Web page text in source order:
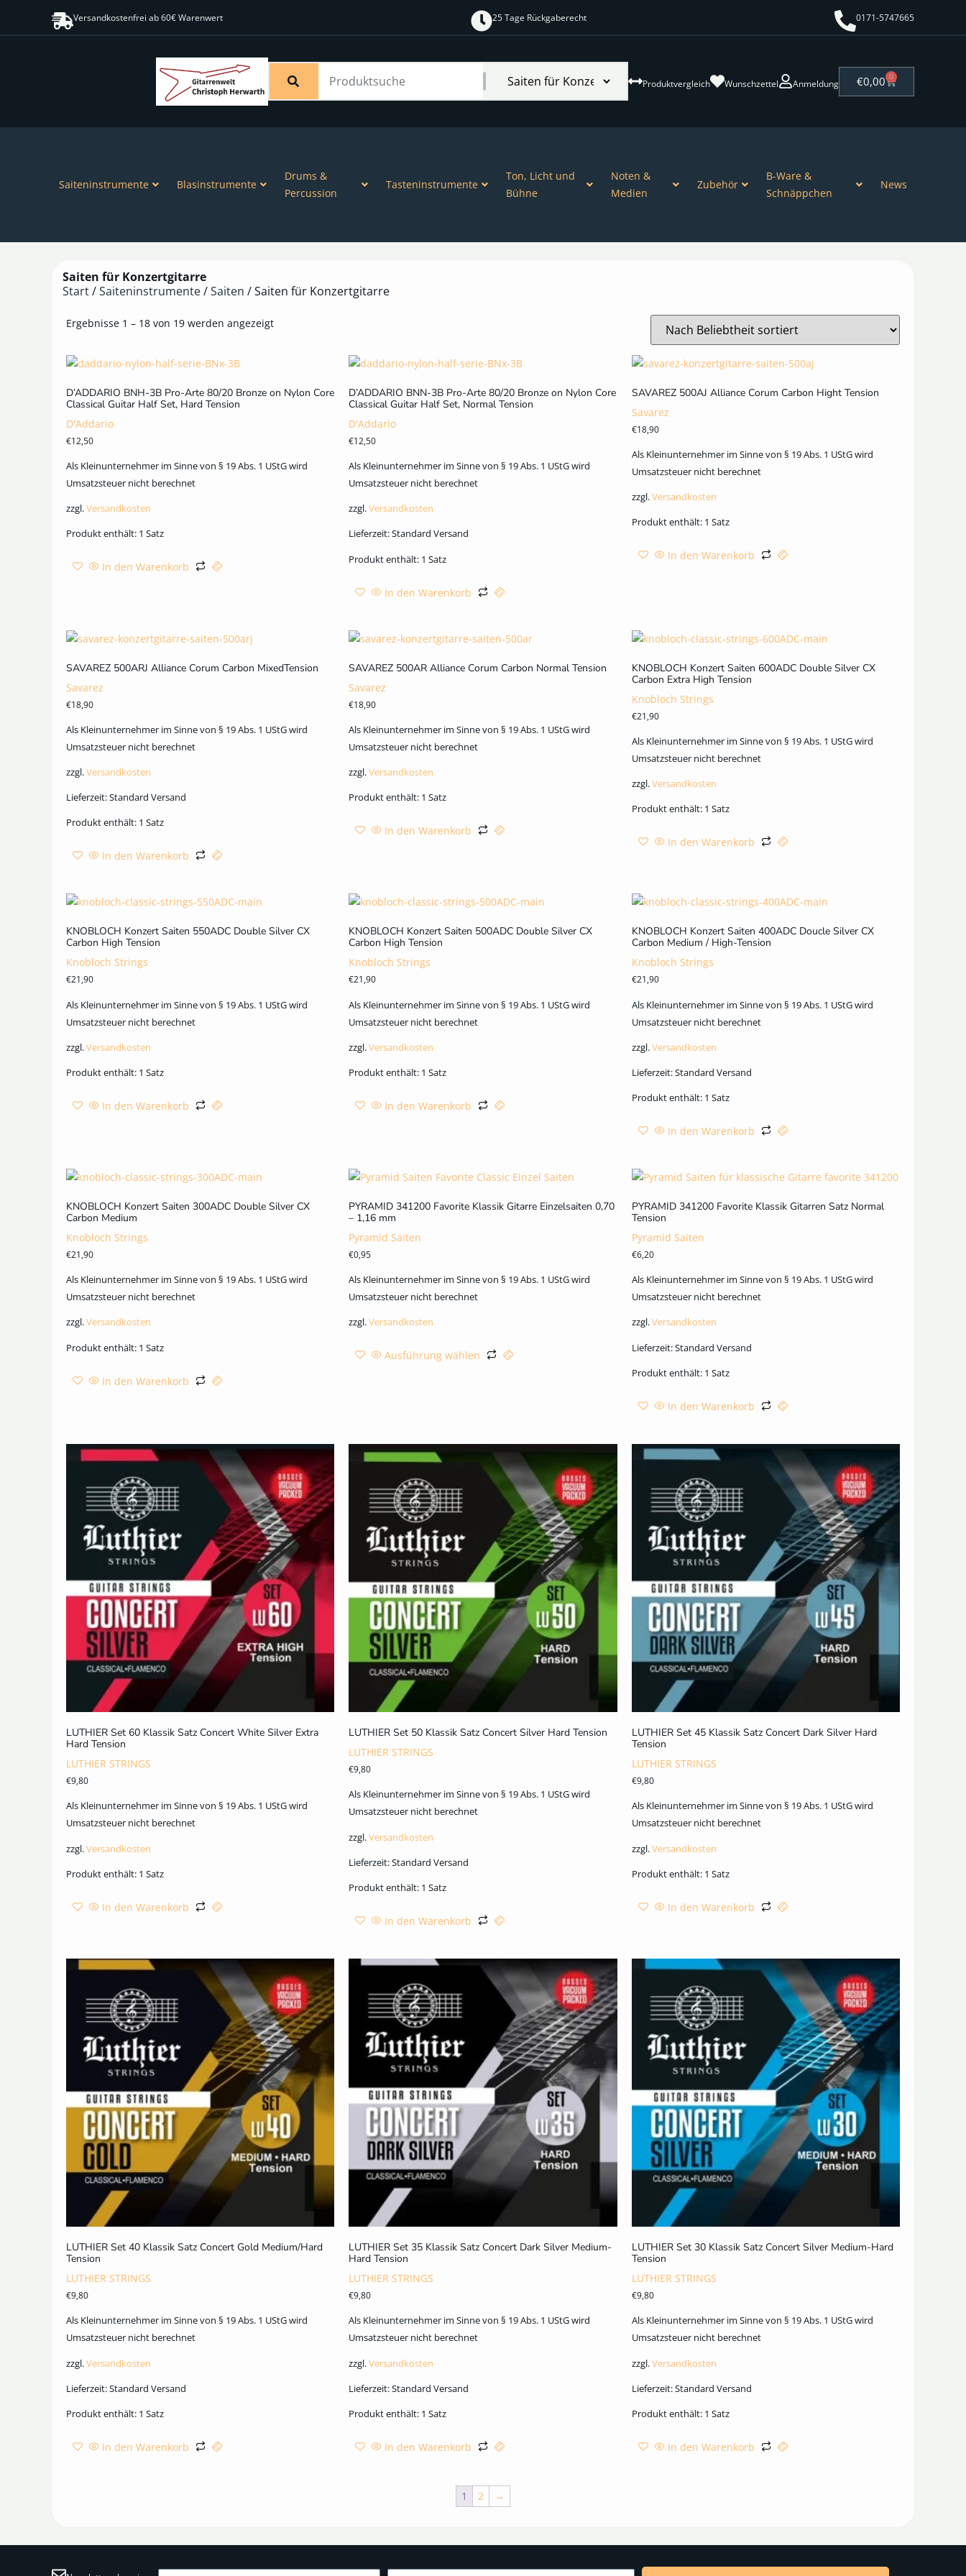
Versandkostenfrei ab 60€ Warenwert 25 Tage Rückgaberecht 0171-5747665
Produktvergleich Wunschzettel Anmeldung €0,00 0
Saiteninstrumente Blasinstrumente
Drums &
Percussion
Tasteninstrumente
Ton, Licht und
Bühne
Noten &
Medien
Zubehör
B-Ware &
Schnäppchen
News
Saiten für Konzertgitarre
Start/Saiteninstrumente/Saiten / Saiten für Konzertgitarre
Ergebnisse 1 – 18 von 19 werden angezeigt
D’ADDARIO BNH-3B Pro-Arte 80/20 Bronze on Nylon Core
Classical Guitar Half Set, Hard Tension
D'Addario
€12,50
Als Kleinunternehmer im Sinne von § 19 Abs. 1 UStG wird
Umsatzsteuer nicht berechnet
zzgl.Versandkosten
Produkt enthält: 1 Satz
In den Warenkorb
D’ADDARIO BNN-3B Pro-Arte 80/20 Bronze on Nylon Core
Classical Guitar Half Set, Normal Tension
D'Addario
€12,50
Als Kleinunternehmer im Sinne von § 19 Abs. 1 UStG wird
Umsatzsteuer nicht berechnet
zzgl.Versandkosten
Lieferzeit:Standard Versand
Produkt enthält: 1Satz
In den Warenkorb
SAVAREZ 500AJ Alliance Corum Carbon Hight Tension
Savarez
€18,90
Als Kleinunternehmer im Sinne von § 19 Abs. 1 UStG wird
Umsatzsteuer nicht berechnet
zzgl.Versandkosten
Produkt enthält: 1 Satz
In den Warenkorb
SAVAREZ 500ARJ Alliance Corum Carbon MixedTension
Savarez
€18,90
Als Kleinunternehmer im Sinne von § 19 Abs. 1 UStG wird
Umsatzsteuer nicht berechnet
zzgl.Versandkosten
Lieferzeit:Standard Versand
Produkt enthält: 1 Satz
In den Warenkorb
SAVAREZ 500AR Alliance Corum Carbon Normal Tension
Savarez
€18,90
Als Kleinunternehmer im Sinne von § 19 Abs. 1 UStG wird
Umsatzsteuer nicht berechnet
zzgl.Versandkosten
Produkt enthält: 1Satz
In den Warenkorb
KNOBLOCH Konzert Saiten 600ADC Double Silver CX
Carbon Extra High Tension
Knobloch Strings
€21,90
Als Kleinunternehmer im Sinne von § 19 Abs. 1 UStG wird
Umsatzsteuer nicht berechnet
zzgl.Versandkosten
Produkt enthält: 1 Satz
In den Warenkorb
KNOBLOCH Konzert Saiten 550ADC Double Silver CX
Carbon High Tension
Knobloch Strings
€21,90
Als Kleinunternehmer im Sinne von § 19 Abs. 1 UStG wird
Umsatzsteuer nicht berechnet
zzgl.Versandkosten
Produkt enthält: 1 Satz
In den Warenkorb
KNOBLOCH Konzert Saiten 500ADC Double Silver CX
Carbon High Tension
Knobloch Strings
€21,90
Als Kleinunternehmer im Sinne von § 19 Abs. 1 UStG wird
Umsatzsteuer nicht berechnet
zzgl.Versandkosten
Produkt enthält: 1Satz
In den Warenkorb
KNOBLOCH Konzert Saiten 400ADC Doucle Silver CX
Carbon Medium / High-Tension
Knobloch Strings
€21,90
Als Kleinunternehmer im Sinne von § 19 Abs. 1 UStG wird
Umsatzsteuer nicht berechnet
zzgl.Versandkosten
Lieferzeit:Standard Versand
Produkt enthält: 1 Satz
In den Warenkorb
KNOBLOCH Konzert Saiten 300ADC Double Silver CX
Carbon Medium
Knobloch Strings
€21,90
Als Kleinunternehmer im Sinne von § 19 Abs. 1 UStG wird
Umsatzsteuer nicht berechnet
zzgl.Versandkosten
Produkt enthält: 1 Satz
In den Warenkorb
PYRAMID 341200 Favorite Klassik Gitarre Einzelsaiten 0,70
– 1,16 mm
Pyramid Saiten
€0,95
Als Kleinunternehmer im Sinne von § 19 Abs. 1 UStG wird
Umsatzsteuer nicht berechnet
zzgl.Versandkosten
Ausführung wählen
PYRAMID 341200 Favorite Klassik Gitarren Satz Normal
Tension
Pyramid Saiten
€6,20
Als Kleinunternehmer im Sinne von § 19 Abs. 1 UStG wird
Umsatzsteuer nicht berechnet
zzgl.Versandkosten
Lieferzeit:Standard Versand
Produkt enthält: 1 Satz
In den Warenkorb
LUTHIER Set 60 Klassik Satz Concert White Silver Extra
Hard Tension
LUTHIER STRINGS
€9,80
Als Kleinunternehmer im Sinne von § 19 Abs. 1 UStG wird
Umsatzsteuer nicht berechnet
zzgl.Versandkosten
Produkt enthält: 1 Satz
In den Warenkorb
LUTHIER Set 50 Klassik Satz Concert Silver Hard Tension
LUTHIER STRINGS
€9,80
Als Kleinunternehmer im Sinne von § 19 Abs. 1 UStG wird
Umsatzsteuer nicht berechnet
zzgl.Versandkosten
Lieferzeit:Standard Versand
Produkt enthält: 1Satz
In den Warenkorb
LUTHIER Set 45 Klassik Satz Concert Dark Silver Hard
Tension
LUTHIER STRINGS
€9,80
Als Kleinunternehmer im Sinne von § 19 Abs. 1 UStG wird
Umsatzsteuer nicht berechnet
zzgl.Versandkosten
Produkt enthält: 1 Satz
In den Warenkorb
LUTHIER Set 40 Klassik Satz Concert Gold Medium/Hard
Tension
LUTHIER STRINGS
€9,80
Als Kleinunternehmer im Sinne von § 19 Abs. 1 UStG wird
Umsatzsteuer nicht berechnet
zzgl.Versandkosten
Lieferzeit:Standard Versand
Produkt enthält: 1 Satz
In den Warenkorb
LUTHIER Set 35 Klassik Satz Concert Dark Silver Medium-
Hard Tension
LUTHIER STRINGS
€9,80
Als Kleinunternehmer im Sinne von § 19 Abs. 1 UStG wird
Umsatzsteuer nicht berechnet
zzgl.Versandkosten
Lieferzeit:Standard Versand
Produkt enthält: 1Satz
In den Warenkorb
LUTHIER Set 30 Klassik Satz Concert Silver Medium-Hard
Tension
LUTHIER STRINGS
€9,80
Als Kleinunternehmer im Sinne von § 19 Abs. 1 UStG wird
Umsatzsteuer nicht berechnet
zzgl.Versandkosten
Lieferzeit:Standard Versand
Produkt enthält: 1 Satz
In den Warenkorb
1 2 →